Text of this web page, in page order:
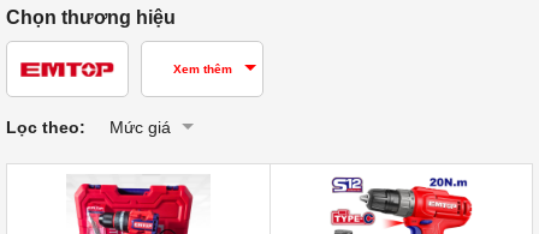
Chọn thương hiệu
Xem thêm
Lọc theo: Mức giá